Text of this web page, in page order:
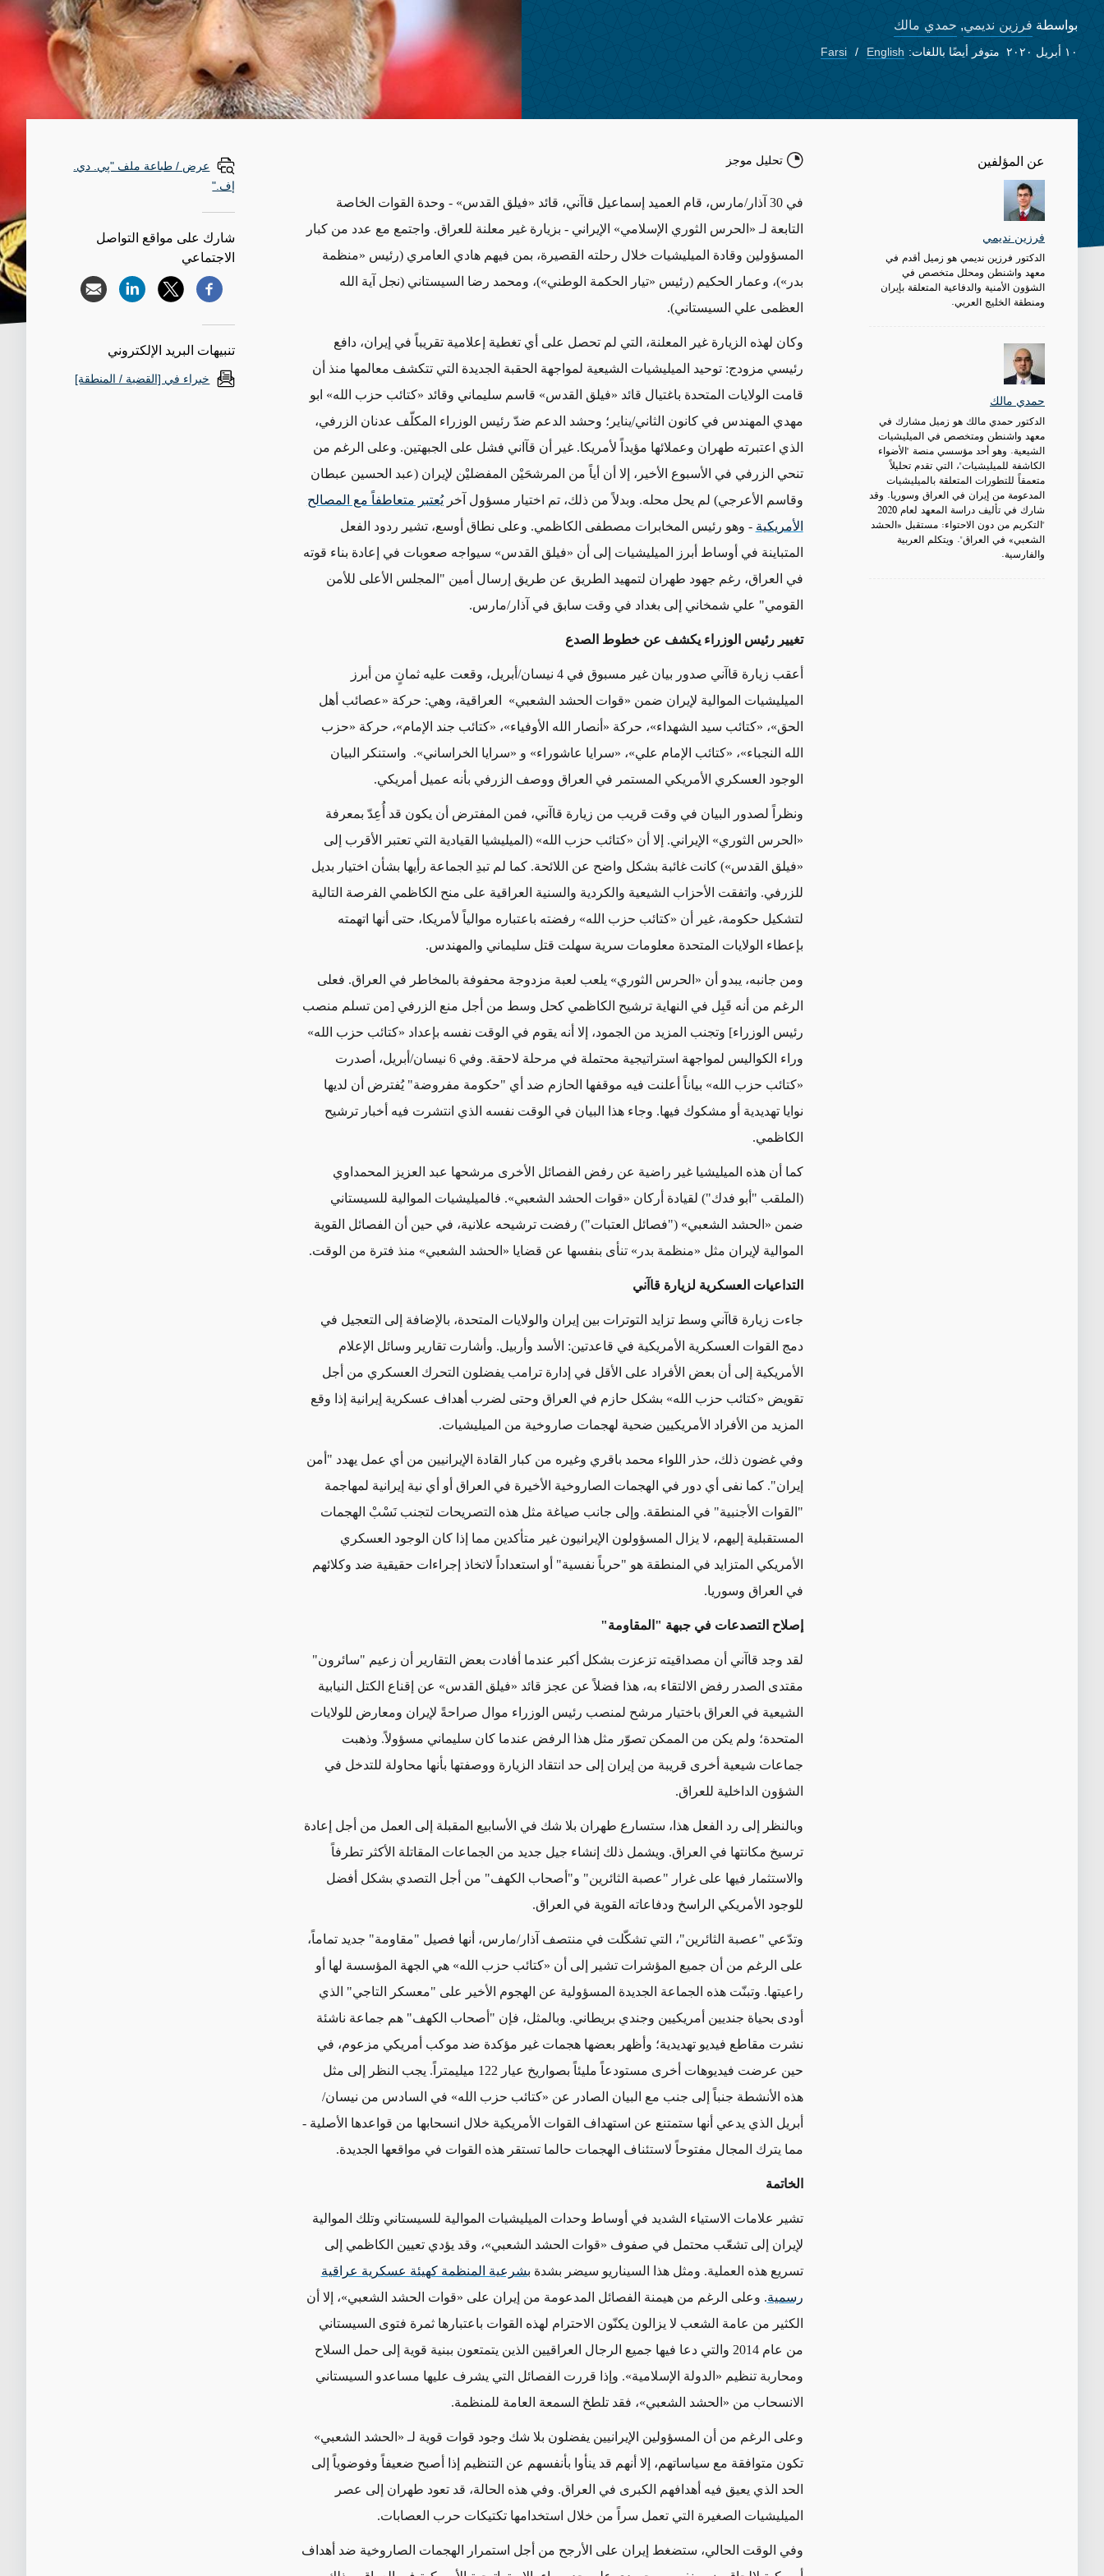
بواسطة فرزين نديمي, حمدي مالك
١٠ أبريل ٢٠٢٠ متوفر أيضًا باللغات: English
Farsi
عن المؤلفين
فرزين نديمي
الدكتور فرزين نديمي هو زميل أقدم في
معهد واشنطن ومحلل متخصص في
الشؤون الأمنية والدفاعية المتعلقة بإيران
ومنطقة الخليج العربي.
حمدي مالك
الدكتور حمدي مالك هو زميل مشارك في
معهد واشنطن ومتخصص في الميليشيات
الشيعية. وهو أحد مؤسسي منصة "الأضواء
الكاشفة للميليشيات"، التي تقدم تحليلاً
متعمقاً للتطورات المتعلقة بالميليشيات
المدعومة من إيران في العراق وسوريا. وقد
شارك في تأليف دراسة المعهد لعام 2020
"التكريم من دون الاحتواء: مستقبل «الحشد
الشعبي» في العراق". ويتكلم العربية
والفارسية.
تحليل موجز
في 30 آذار/مارس، قام العميد إسماعيل قاآني، قائد «فيلق القدس» - وحدة القوات الخاصة
التابعة لـ «الحرس الثوري الإسلامي» الإيراني - بزيارة غير معلنة للعراق. واجتمع مع عدد من كبار
المسؤولين وقادة الميليشيات خلال رحلته القصيرة، بمن فيهم هادي العامري (رئيس «منظمة
بدر»)، وعمار الحكيم (رئيس «تيار الحكمة الوطني»)، ومحمد رضا السيستاني (نجل آية الله
العظمى علي السيستاني).
وكان لهذه الزيارة غير المعلنة، التي لم تحصل على أي تغطية إعلامية تقريباً في إيران، دافع
رئيسي مزودج: توحيد الميليشيات الشيعية لمواجهة الحقبة الجديدة التي تتكشف معالمها منذ أن
قامت الولايات المتحدة باغتيال قائد «فيلق القدس» قاسم سليماني وقائد «كتائب حزب الله» ابو
مهدي المهندس في كانون الثاني/يناير؛ وحشد الدعم ضدّ رئيس الوزراء المكلّف عدنان الزرفي،
الذي اعتبرته طهران وعملائها مؤيداً لأمريكا. غير أن قآاني فشل على الجبهتين. وعلى الرغم من
تنحي الزرفي في الأسبوع الأخير، إلا أن أياً من المرشحَيْن المفضليْن لإيران (عبد الحسين عبطان
وقاسم الأعرجي) لم يحل محله. وبدلاً من ذلك، تم اختيار مسؤول آخريُعتبر متعاطفاً مع المصالح
الأمريكية - وهو رئيس المخابرات مصطفى الكاظمي. وعلى نطاق أوسع، تشير ردود الفعل
المتباينة في أوساط أبرز الميليشيات إلى أن «فيلق القدس» سيواجه صعوبات في إعادة بناء قوته
في العراق، رغم جهود طهران لتمهيد الطريق عن طريق إرسال أمين "المجلس الأعلى للأمن
القومي" علي شمخاني إلى بغداد في وقت سابق في آذار/مارس.
تغيير رئيس الوزراء يكشف عن خطوط الصدع
أعقب زيارة قاآني صدور بيان غير مسبوق في 4 نيسان/أبريل، وقعت عليه ثمانٍ من أبرز
الميليشيات الموالية لإيران ضمن «قوات الحشد الشعبي» العراقية، وهي: حركة «عصائب أهل
الحق»، «كتائب سيد الشهداء»، حركة «أنصار الله الأوفياء»، «كتائب جند الإمام»، حركة «حزب
الله النجباء»، «كتائب الإمام علي»، «سرايا عاشوراء» و «سرايا الخراساني». واستنكر البيان
الوجود العسكري الأمريكي المستمر في العراق ووصف الزرفي بأنه عميل أمريكي.
ونظراً لصدور البيان في وقت قريب من زيارة قاآني، فمن المفترض أن يكون قد أُعِدّ بمعرفة
«الحرس الثوري» الإيراني. إلا أن «كتائب حزب الله» (الميليشيا القيادية التي تعتبر الأقرب إلى
«فيلق القدس») كانت غائبة بشكل واضح عن اللائحة. كما لم تبدِ الجماعة رأيها بشأن اختيار بديل
للزرفي. واتفقت الأحزاب الشيعية والكردية والسنية العراقية على منح الكاظمي الفرصة التالية
لتشكيل حكومة، غير أن «كتائب حزب الله» رفضته باعتباره موالياً لأمريكا، حتى أنها اتهمته
بإعطاء الولايات المتحدة معلومات سرية سهلت قتل سليماني والمهندس.
ومن جانبه، يبدو أن «الحرس الثوري» يلعب لعبة مزدوجة محفوفة بالمخاطر في العراق. فعلى
الرغم من أنه قَبِل في النهاية ترشيح الكاظمي كحل وسط من أجل منع الزرفي [من تسلم منصب
رئيس الوزراء] وتجنب المزيد من الجمود، إلا أنه يقوم في الوقت نفسه بإعداد «كتائب حزب الله»
وراء الكواليس لمواجهة استراتيجية محتملة في مرحلة لاحقة. وفي 6 نيسان/أبريل، أصدرت
«كتائب حزب الله» بياناً أعلنت فيه موقفها الحازم ضد أي "حكومة مفروضة" يُفترض أن لديها
نوايا تهديدية أو مشكوك فيها. وجاء هذا البيان في الوقت نفسه الذي انتشرت فيه أخبار ترشيح
الكاظمي.
كما أن هذه الميليشيا غير راضية عن رفض الفصائل الأخرى مرشحها عبد العزيز المحمداوي
(الملقب "أبو فدك") لقيادة أركان «قوات الحشد الشعبي». فالميليشيات الموالية للسيستاني
ضمن «الحشد الشعبي» ("فصائل العتبات") رفضت ترشيحه علانية، في حين أن الفصائل القوية
الموالية لإيران مثل «منظمة بدر» تنأى بنفسها عن قضايا «الحشد الشعبي» منذ فترة من الوقت.
التداعيات العسكرية لزيارة قاآني
جاءت زيارة قاآني وسط تزايد التوترات بين إيران والولايات المتحدة، بالإضافة إلى التعجيل في
دمج القوات العسكرية الأمريكية في قاعدتين: الأسد وأربيل. وأشارت تقارير وسائل الإعلام
الأمريكية إلى أن بعض الأفراد على الأقل في إدارة ترامب يفضلون التحرك العسكري من أجل
تقويض «كتائب حزب الله» بشكل حازم في العراق وحتى لضرب أهداف عسكرية إيرانية إذا وقع
المزيد من الأفراد الأمريكيين ضحية لهجمات صاروخية من الميليشيات.
وفي غضون ذلك، حذر اللواء محمد باقري وغيره من كبار القادة الإيرانيين من أي عمل يهدد "أمن
إيران". كما نفى أي دور في الهجمات الصاروخية الأخيرة في العراق أو أي نية إيرانية لمهاجمة
"القوات الأجنبية" في المنطقة. وإلى جانب صياغة مثل هذه التصريحات لتجنب نَسْبْ الهجمات
المستقبلية إليهم، لا يزال المسؤولون الإيرانيون غير متأكدين مما إذا كان الوجود العسكري
الأمريكي المتزايد في المنطقة هو "حرباً نفسية" أو استعداداً لاتخاذ إجراءات حقيقية ضد وكلائهم
في العراق وسوريا.
إصلاح التصدعات في جبهة "المقاومة"
لقد وجد قاآني أن مصداقيته تزعزت بشكل أكبر عندما أفادت بعض التقارير أن زعيم "سائرون"
مقتدى الصدر رفض الالتقاء به، هذا فضلاً عن عجز قائد «فيلق القدس» عن إقناع الكتل النيابية
الشيعية في العراق باختيار مرشح لمنصب رئيس الوزراء موال صراحةً لإيران ومعارض للولايات
المتحدة؛ ولم يكن من الممكن تصوّر مثل هذا الرفض عندما كان سليماني مسؤولاً. وذهبت
جماعات شيعية أخرى قريبة من إيران إلى حد انتقاد الزيارة ووصفتها بأنها محاولة للتدخل في
الشؤون الداخلية للعراق.
وبالنظر إلى رد الفعل هذا، ستسارع طهران بلا شك في الأسابيع المقبلة إلى العمل من أجل إعادة
ترسيخ مكانتها في العراق. ويشمل ذلك إنشاء جيل جديد من الجماعات المقاتلة الأكثر تطرفاً
والاستثمار فيها على غرار "عصبة الثائرين" و"أصحاب الكهف" من أجل التصدي بشكل أفضل
للوجود الأمريكي الراسخ ودفاعاته القوية في العراق.
وتدّعي "عصبة الثائرين"، التي تشكّلت في منتصف آذار/مارس، أنها فصيل "مقاومة" جديد تماماً،
على الرغم من أن جميع المؤشرات تشير إلى أن «كتائب حزب الله» هي الجهة المؤسسة لها أو
راعيتها. وتبنّت هذه الجماعة الجديدة المسؤولية عن الهجوم الأخير على "معسكر التاجي" الذي
أودى بحياة جنديين أمريكيين وجندي بريطاني. وبالمثل، فإن "أصحاب الكهف" هم جماعة ناشئة
نشرت مقاطع فيديو تهديدية؛ وأظهر بعضها هجمات غير مؤكدة ضد موكب أمريكي مزعوم، في
حين عرضت فيديوهات أخرى مستودعاً مليئاً بصواريخ عيار 122 ميليمتراً. يجب النظر إلى مثل
هذه الأنشطة جنباً إلى جنب مع البيان الصادر عن «كتائب حزب الله» في السادس من نيسان/
أبريل الذي يدعي أنها ستمتنع عن استهداف القوات الأمريكية خلال انسحابها من قواعدها الأصلية -
مما يترك المجال مفتوحاً لاستئناف الهجمات حالما تستقر هذه القوات في مواقعها الجديدة.
الخاتمة
تشير علامات الاستياء الشديد في أوساط وحدات الميليشيات الموالية للسيستاني وتلك الموالية
لإيران إلى تشعّب محتمل في صفوف «قوات الحشد الشعبي»، وقد يؤدي تعيين الكاظمي إلى
تسريع هذه العملية. ومثل هذا السيناريو سيضر بشدة بشرعية المنظمة كهيئة عسكرية عراقية
رسمية. وعلى الرغم من هيمنة الفصائل المدعومة من إيران على «قوات الحشد الشعبي»، إلا أن
الكثير من عامة الشعب لا يزالون يكنّون الاحترام لهذه القوات باعتبارها ثمرة فتوى السيستاني
من عام 2014 والتي دعا فيها جميع الرجال العراقيين الذين يتمتعون ببنية قوية إلى حمل السلاح
ومحاربة تنظيم «الدولة الإسلامية». وإذا قررت الفصائل التي يشرف عليها مساعدو السيستاني
الانسحاب من «الحشد الشعبي»، فقد تلطخ السمعة العامة للمنظمة.
وعلى الرغم من أن المسؤولين الإيرانيين يفضلون بلا شك وجود قوات قوية لـ «الحشد الشعبي»
تكون متوافقة مع سياساتهم، إلا أنهم قد ينأوا بأنفسهم عن التنظيم إذا أصبح ضعيفاً وفوضوياً إلى
الحد الذي يعيق فيه أهدافهم الكبرى في العراق. وفي هذه الحالة، قد تعود طهران إلى عصر
الميليشيات الصغيرة التي تعمل سراً من خلال استخدامها تكتيكات حرب العصابات.
وفي الوقت الحالي، ستضغط إيران على الأرجح من أجل استمرار الهجمات الصاروخية ضد أهداف
عرض / طباعة ملف "پي. دي.
إف."
شارك على مواقع التواصل
الاجتماعي
تنبيهات البريد الإلكتروني
خبراء في [القضية / المنطقة]